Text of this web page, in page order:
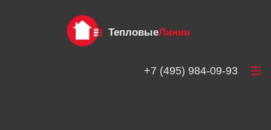
ТепловыеЛинии
+7 (495) 984-09-93